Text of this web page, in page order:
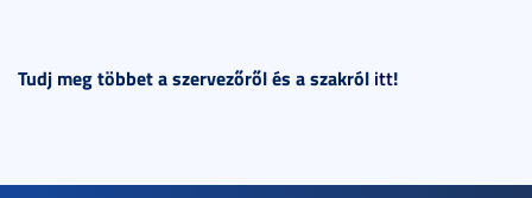
Tudj meg többet a szervezőről és a szakról itt!